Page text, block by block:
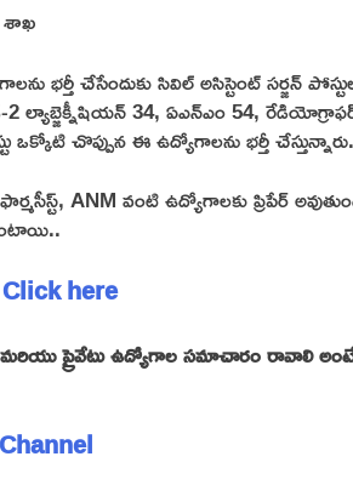
శాఖ
భర్తీ చేసేందుకు సివిల్ అసిస్టెంట్ సర్జన్
2 ల్యాబ్జెక్నీషియన్ 34, ఏఎన్ఎం 54,
చొప్పున ఈ ఉద్యోగాలను భర్తీ చేస్తున్నారు.
ANM వంటి ఉద్యోగాలకు ప్రిపేర్
here
మరియు ప్రైవేటు ఉద్యోగాల సమాచారం రావాలి